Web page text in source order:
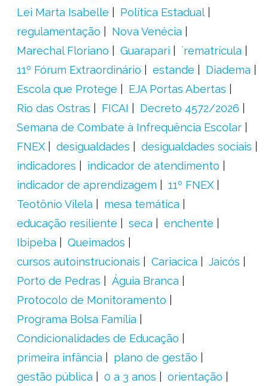
Lei Marta Isabelle
Política Estadual
regulamentação
Nova Venécia
Marechal Floriano
Guarapari
´rematrícula
11º Fórum Extraordinário
estande
Diadema
Escola que Protege
EJA Portas Abertas
Rio das Ostras
FICAI
Decreto 4572/2026
Semana de Combate à Infrequência Escolar
FNEX
desigualdades
desigualdades sociais
indicadores
indicador de atendimento
indicador de aprendizagem
11º FNEX
Teotônio Vilela
mesa temática
educação resiliente
seca
enchente
Ibipeba
Queimados
cursos autoinstrucionais
Cariacica
Jaicós
Porto de Pedras
Águia Branca
Protocolo de Monitoramento
Programa Bolsa Família
Condicionalidades de Educação
primeira infância
plano de gestão
gestão pública
0 a 3 anos
orientação